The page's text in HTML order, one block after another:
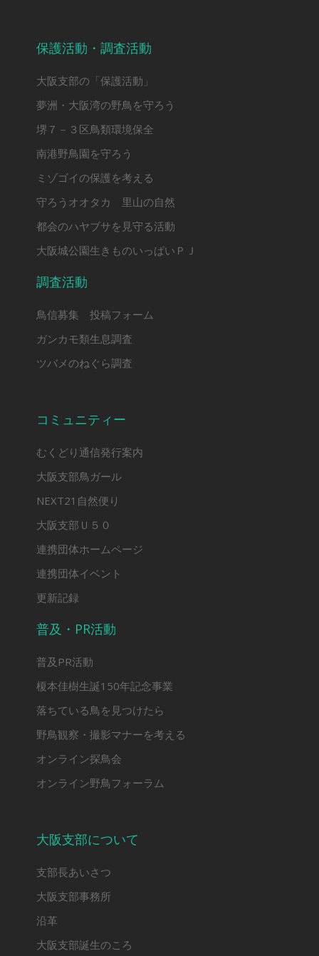
保護活動・調査活動
大阪支部の「保護活動」
夢洲・大阪湾の野鳥を守ろう
堺７－３区鳥類環境保全
南港野鳥園を守ろう
ミゾゴイの保護を考える
守ろうオオタカ 里山の自然
都会のハヤブサを見守る活動
大阪城公園生きものいっぱいＰＪ
調査活動
鳥信募集 投稿フォーム
ガンカモ類生息調査
ツバメのねぐら調査
コミュニティー
むくどり通信発行案内
大阪支部鳥ガール
NEXT21自然便り
大阪支部Ｕ５０
連携団体ホームページ
連携団体イベント
更新記録
普及・PR活動
普及PR活動
榎本佳樹生誕150年記念事業
落ちている鳥を見つけたら
野鳥観察・撮影マナーを考える
オンライン探鳥会
オンライン野鳥フォーラム
大阪支部について
支部長あいさつ
大阪支部事務所
沿革
大阪支部誕生のころ